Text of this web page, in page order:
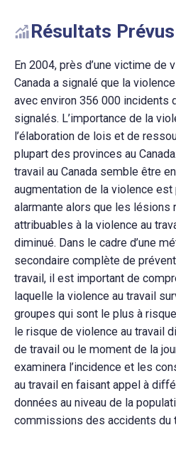
Résultats Prévus
En 2004, près d’une victime de
Canada a signalé que la
avec environ 356 000 incidents
signalés. L’importance de la
l’élaboration de lois et de
plupart des provinces au
travail au Canada semble être
augmentation de la violence
alarmante alors que les lésions
attribuables à la violence au
diminué. Dans le cadre d’une
secondaire complète de
travail, il est important de
laquelle la violence au travail
groupes qui sont le plus à
le risque de violence au travail
de travail ou le moment de la
examinera l’incidence et les
au travail en faisant appel à
données au niveau de la
commissions des accidents du